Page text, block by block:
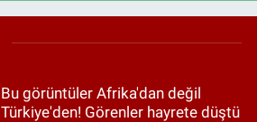
Bu görüntüler Afrika'dan değil
Türkiye'den! Görenler hayrete düştü